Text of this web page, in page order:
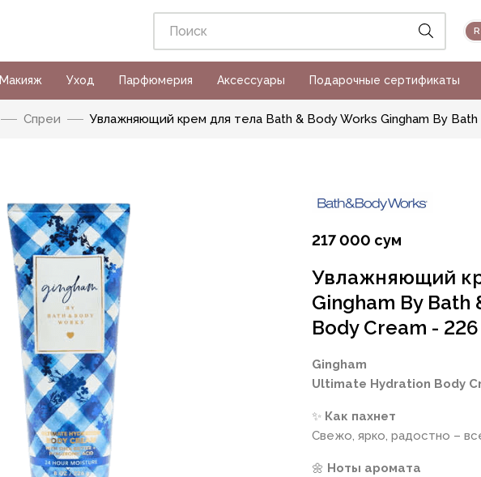
Макияж Уход Парфюмерия Аксессуары Подарочные сертификаты
Спреи Увлажняющий крем для тела Bath & Body Works Gingham By
217 000 сум
Увлажняющий
Gingham By
Body Cream - 226
Gingham
Ultimate Hydration Body
✨ Как пахнет
Свежо, ярко, радостно –
🌼 Ноты аромата